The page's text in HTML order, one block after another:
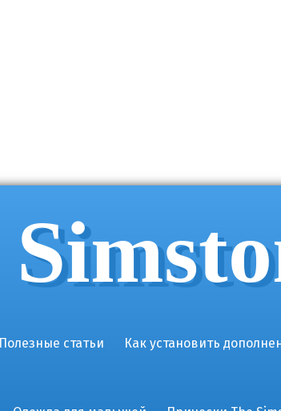
Полезные статьи Как установить